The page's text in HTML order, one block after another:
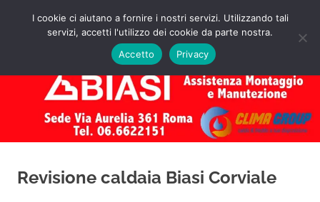
Assistenza
Caldaie
Biasi
Roma
Preventivo!
MENU
Revisione caldaia Biasi Corviale
I cookie ci aiutano a fornire i nostri servizi. Utilizzando tali
servizi, accetti l'utilizzo dei cookie da parte nostra.
Accetto
Privacy